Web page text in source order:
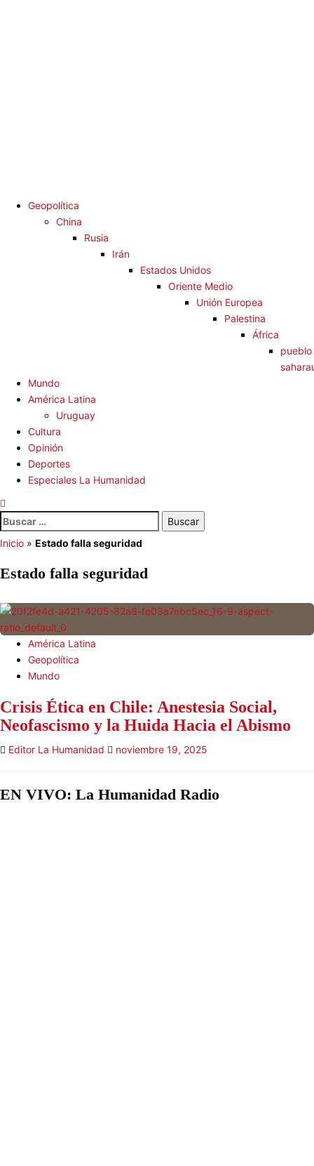
Geopolítica
China
Rusia
Irán
Estados Unidos
Oriente Medio
Unión Europea
Palestina
África
pueblo
Mundo
América Latina
Uruguay
Cultura
Opinión
Deportes
Especiales La Humanidad
Buscar:
Inicio » Estado falla seguridad
Estado falla seguridad
América Latina
Geopolítica
Mundo
Crisis Ética en Chile: Anestesia Social,
Neofascismo y la Huida Hacia el Abismo
Editor La Humanidad noviembre 19, 2025
EN VIVO: La Humanidad Radio